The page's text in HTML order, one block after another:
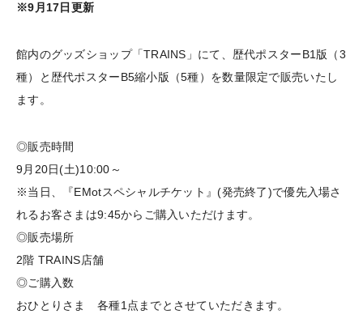
※9月17日更新
館内のグッズショップ「TRAINS」にて、歴代ポスターB1版（3
種）と歴代ポスターB5縮小版（5種）を数量限定で販売いたし
ます。
◎販売時間
9月20日(土)10:00～
※当日、『EMotスペシャルチケット』(発売終了)で優先入場さ
れるお客さまは9:45からご購入いただけます。
◎販売場所
2階 TRAINS店舗
◎ご購入数
おひとりさま 各種1点までとさせていただきます。